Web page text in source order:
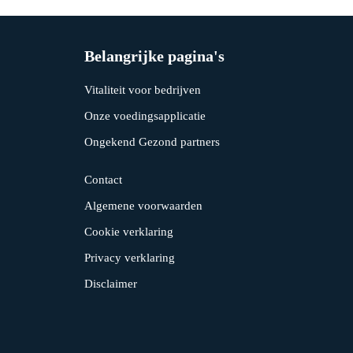
Belangrijke pagina's
Vitaliteit voor bedrijven
Onze voedingsapplicatie
Ongekend Gezond partners
Contact
Algemene voorwaarden
Cookie verklaring
Privacy verklaring
Disclaimer